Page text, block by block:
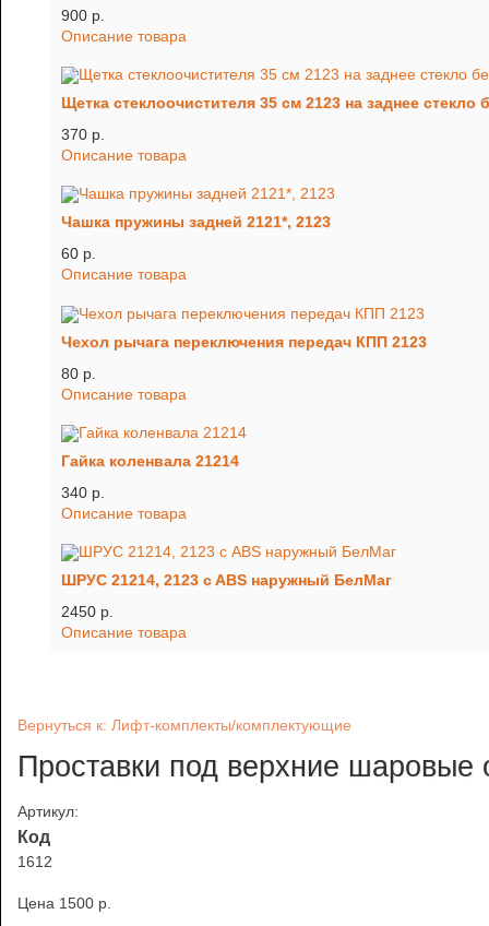
900 p.
Описание товара
Щетка стеклоочистителя 35 см 2123 на заднее стекло
370 p.
Описание товара
Чашка пружины задней 2121*, 2123
60 p.
Описание товара
Чехол рычага переключения передач КПП 2123
80 p.
Описание товара
Гайка коленвала 21214
340 p.
Описание товара
ШРУС 21214, 2123 c ABS наружный БелМаг
2450 p.
Описание товара
Вернуться к: Лифт-комплекты/комплектующие
Проставки под верхние
Артикул:
Код
1612
Цена 1500 p.